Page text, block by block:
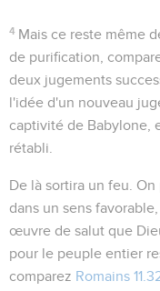
4 Mais ce reste même
de purification,
deux jugements
l'idée d'un nouveau
captivité de Babylone,
rétabli.
De là sortira un feu .
dans un sens
œuvre de salut que
pour le peuple entier
comparez Romains